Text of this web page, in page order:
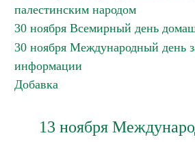
палестинским народом
30 ноября Всемирный день
30 ноября Международный день
информации
Добавка
13 ноября